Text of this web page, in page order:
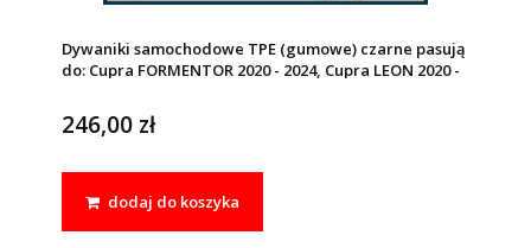
Dywaniki samochodowe TPE (gumowe) czarne pasują
do: Cupra FORMENTOR 2020 - 2024, Cupra LEON 2020 -
246,00 zł
dodaj do koszyka